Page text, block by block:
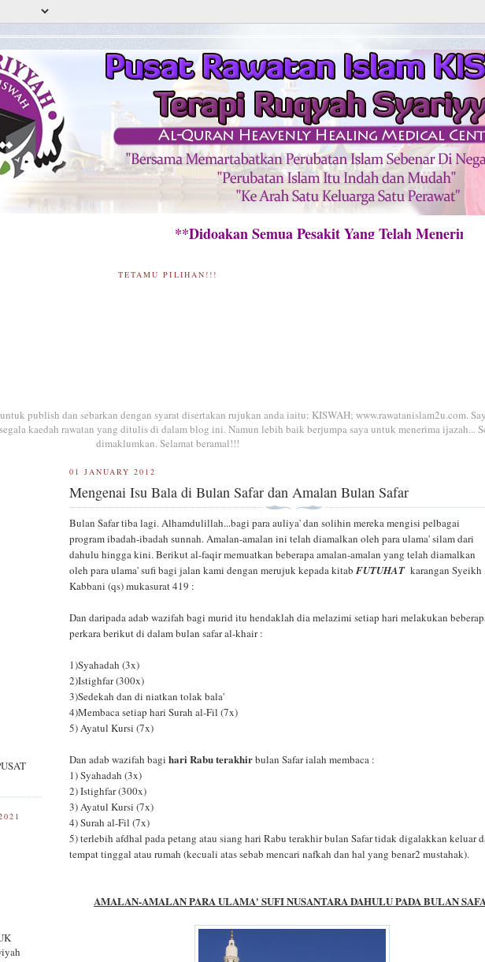
**Didoakan Semua Pesakit Yang Telah Menerima
TETAMU PILIHAN!!!
publish dan sebarkan dengan syarat disertakan rujukan anda iaitu: KISWAH; www.rawatanislam2u.com.
kaedah rawatan yang ditulis di dalam blog ini. Namun lebih baik berjumpa saya untuk menerima ijazah...
dimaklumkan. Selamat beramal!!!
01 JANUARY 2012
Mengenai Isu Bala di Bulan Safar dan Amalan Bulan Safar
Bulan Safar tiba lagi. Alhamdulillah...bagi para auliya' dan solihin mereka mengisi pelbagai
program ibadah-ibadah sunnah. Amalan-amalan ini telah diamalkan oleh para ulama' silam dari
dahulu hingga kini. Berikut al-faqir memuatkan beberapa amalan-amalan yang telah diamalkan
oleh para ulama' sufi bagi jalan kami dengan merujuk kepada kitab FUTUHAT karangan Syeikh
Kabbani (qs) mukasurat 419 :
Dan daripada adab wazifah bagi murid itu hendaklah dia melazimi setiap hari melakukan
perkara berikut di dalam bulan safar al-khair :
1)Syahadah (3x)
2)Istighfar (300x)
3)Sedekah dan di niatkan tolak bala'
4)Membaca setiap hari Surah al-Fil (7x)
5) Ayatul Kursi (7x)
Dan adab wazifah bagihari Rabu terakhirbulan Safar ialah membaca :
1) Syahadah (3x)
2) Istighfar (300x)
3) Ayatul Kursi (7x)
4) Surah al-Fil (7x)
5) terlebih afdhal pada petang atau siang hari Rabu terakhir bulan Safar tidak digalakkan keluar
tempat tinggal atau rumah (kecuali atas sebab mencari nafkah dan hal yang benar2 mustahak).
AMALAN-AMALAN PARA ULAMA' SUFI NUSANTARA DAHULU PADA BULAN